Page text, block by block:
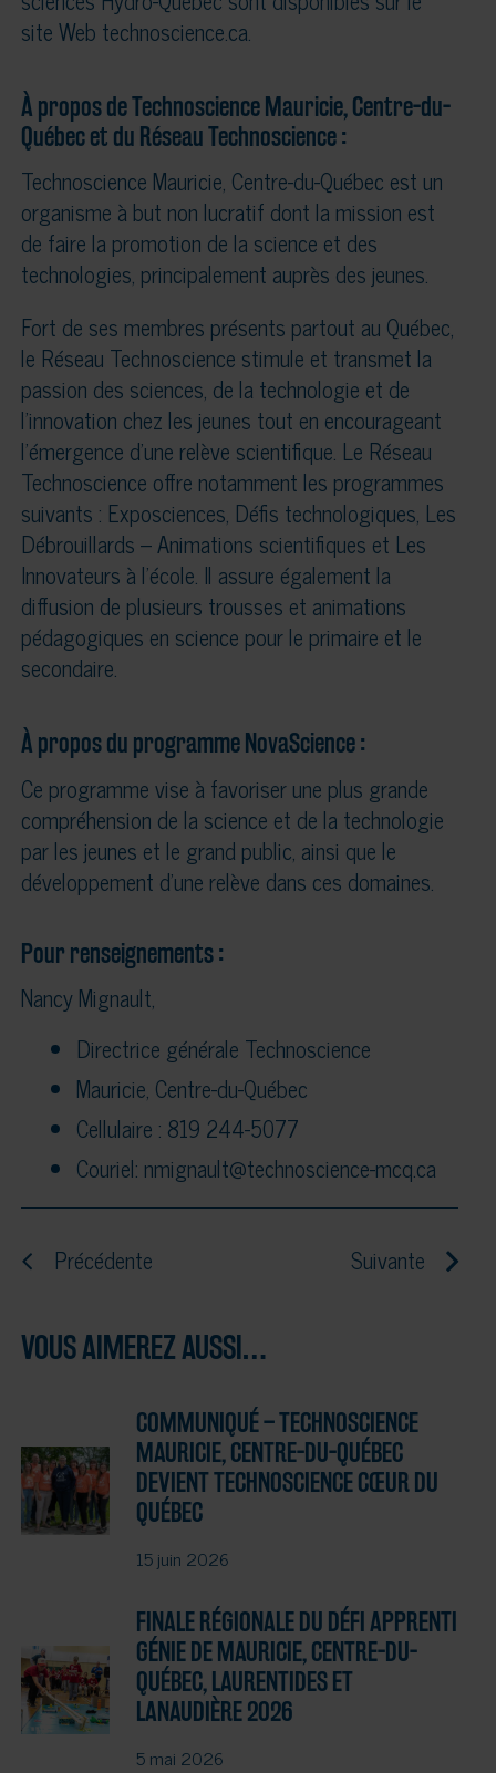
site Web technoscience.ca.
À propos de Technoscience Mauricie, Centre-du-
Québec et du Réseau Technoscience :
Technoscience Mauricie, Centre-du-Québec est un
organisme à but non lucratif dont la mission est
de faire la promotion de la science et des
technologies, principalement auprès des jeunes.
Fort de ses membres présents partout au Québec,
le Réseau Technoscience stimule et transmet la
passion des sciences, de la technologie et de
l’innovation chez les jeunes tout en encourageant
l’émergence d’une relève scientifique. Le Réseau
Technoscience offre notamment les programmes
suivants : Exposciences, Défis technologiques, Les
Débrouillards – Animations scientifiques et Les
Innovateurs à l’école. Il assure également la
diffusion de plusieurs trousses et animations
pédagogiques en science pour le primaire et le
secondaire.
À propos du programme NovaScience :
Ce programme vise à favoriser une plus grande
compréhension de la science et de la technologie
par les jeunes et le grand public, ainsi que le
développement d’une relève dans ces domaines.
Pour renseignements :
Nancy Mignault,
Directrice générale Technoscience
Mauricie, Centre-du-Québec
Cellulaire : 819 244-5077
Couriel: nmignault@technoscience-mcq.ca
Précédente Suivante
VOUS AIMEREZ AUSSI…
COMMUNIQUÉ – TECHNOSCIENCE
MAURICIE, CENTRE-DU-QUÉBEC
DEVIENT TECHNOSCIENCE CŒUR DU
QUÉBEC
15 juin 2026
FINALE RÉGIONALE DU DÉFI APPRENTI
GÉNIE DE MAURICIE, CENTRE-DU-
QUÉBEC, LAURENTIDES ET
LANAUDIÈRE 2026
5 mai 2026